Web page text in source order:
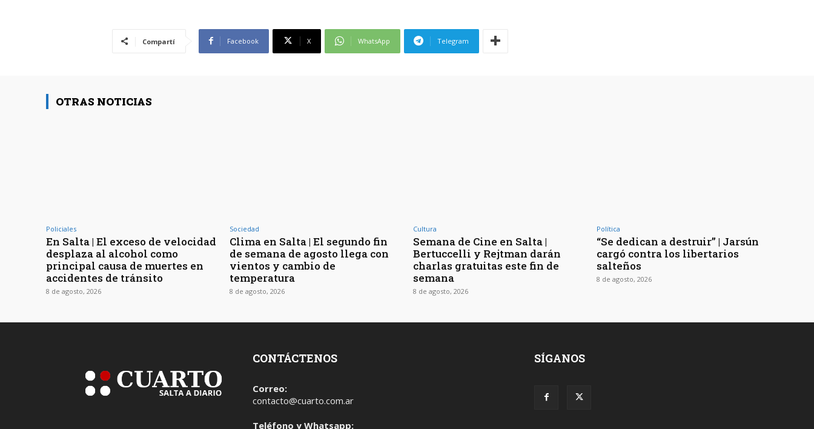
Compartí Facebook X WhatsApp Telegram
OTRAS NOTICIAS
Policiales
En Salta | El exceso de velocidad
desplaza al alcohol como
principal causa de muertes en
accidentes de tránsito
8 de agosto, 2026
Sociedad
Clima en Salta | El segundo fin
de semana de agosto llega con
vientos y cambio de
temperatura
8 de agosto, 2026
Cultura
Semana de Cine en Salta |
Bertuccelli y Rejtman darán
charlas gratuitas este fin de
semana
8 de agosto, 2026
Política
“Se dedican a destruir” | Jarsún
cargó contra los libertarios
salteños
8 de agosto, 2026
CONTÁCTENOS
Correo:
contacto@cuarto.com.ar
Teléfono y Whatsapp:
SÍGANOS